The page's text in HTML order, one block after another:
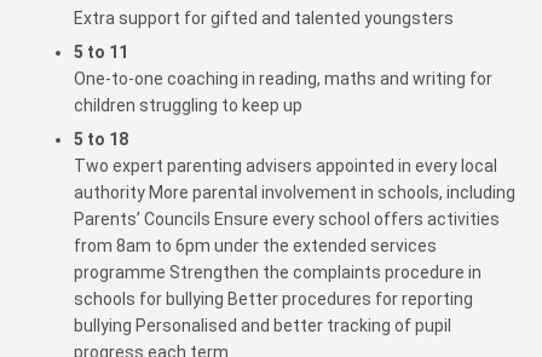
Extra support for gifted and talented youngsters
5 to 11
One-to-one coaching in reading, maths and writing for
children struggling to keep up
5 to 18
Two expert parenting advisers appointed in every local
authority More parental involvement in schools, including
Parents’ Councils Ensure every school offers activities
from 8am to 6pm under the extended services
programme Strengthen the complaints procedure in
schools for bullying Better procedures for reporting
bullying Personalised and better tracking of pupil
progress each term